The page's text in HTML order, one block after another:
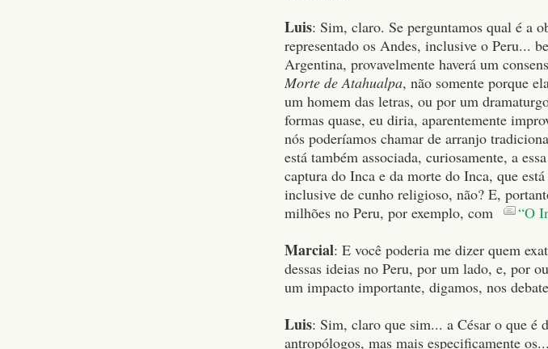
Luis: Sim, claro. Se perguntamos qual é a
representado os Andes, inclusive o Peru...
Argentina, provavelmente haverá um
Morte de Atahualpa, não somente porque
um homem das letras, ou por um
formas quase, eu diria, aparentemente
nós poderíamos chamar de arranjo
está também associada, curiosamente, a
captura do Inca e da morte do Inca, que
inclusive de cunho religioso, não? E,
milhões no Peru, por exemplo, com
“O
Marcial: E você poderia me dizer quem
dessas ideias no Peru, por um lado, e, por
um impacto importante, digamos, nos
Luis: Sim, claro que sim... a César o que é
antropólogos, mas mais especificamente